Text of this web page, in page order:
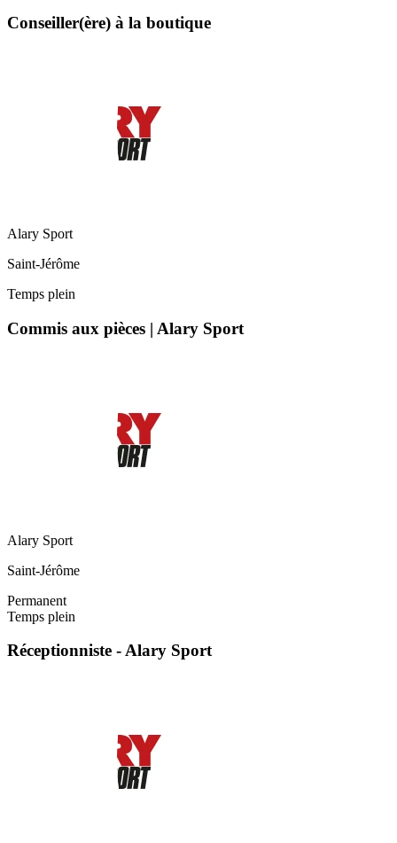
Conseiller(ère) à la boutique
Alary Sport
Saint-Jérôme
Temps plein
Commis aux pièces | Alary Sport
Alary Sport
Saint-Jérôme
Permanent
Temps plein
Réceptionniste - Alary Sport